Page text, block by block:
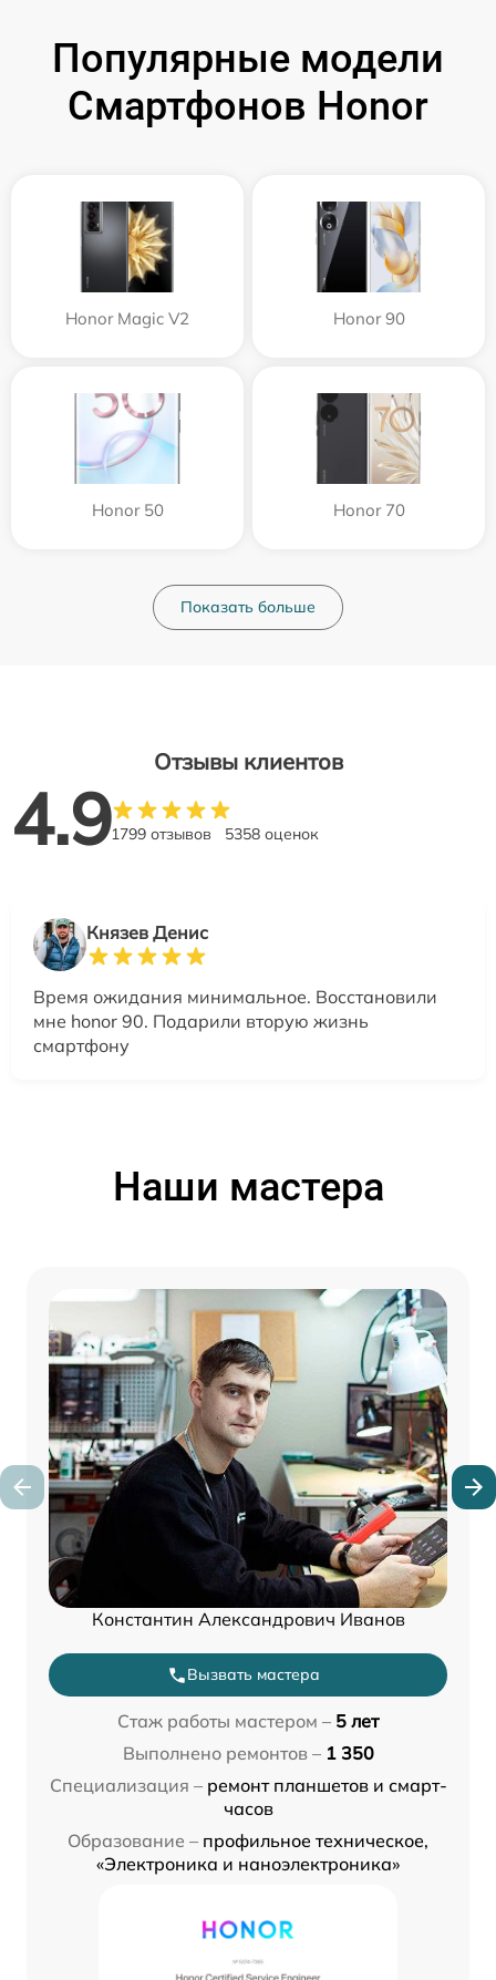
Популярные модели
Смартфонов Honor
Honor Magic V2 Honor 90
Honor 50 Honor 70
Показать больше
Отзывы клиентов
4.91799 отзывов 5358 оценок
Князев Денис
Время ожидания минимальное. Восстановили
мне honor 90. Подарили вторую жизнь
смартфону
Наши мастера
Константин Александрович Иванов
Вызвать мастера
Стаж работы мастером – 5 лет
Выполнено ремонтов – 1 350
Специализация – ремонт планшетов и смарт-
часов
Образование – профильное техническое,
«Электроника и наноэлектроника»